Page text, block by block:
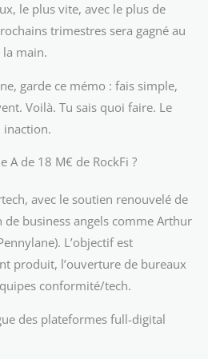
le plus vite, avec le plus de
trimestres sera gagné au
main.
garde ce mémo : fais simple,
Voilà. Tu sais quoi faire. Le
inaction.
A de 18 M€ de RockFi ?
avec le soutien renouvelé de
business angels comme Arthur
L’objectif est
produit, l’ouverture de bureaux
conformité/tech.
des plateformes full-digital